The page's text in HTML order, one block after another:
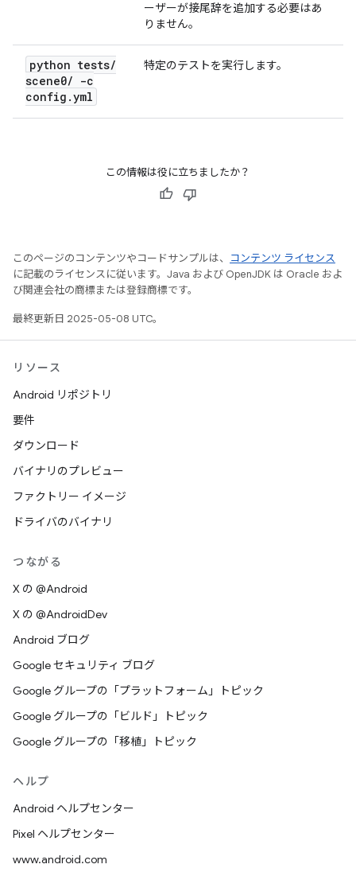
ーザーが接尾辞を追加する必要はあ
りません。
python tests/
scene0/ -c
config .yml
特定のテストを実行します。
この情報は役に立ちましたか？
このページのコンテンツやコードサンプルは、
コンテンツ ライセンス
に記載のライセンスに従います。Java および OpenJDK は Oracle およ
び関連会社の商標または登録商標です。
最終更新日 2025-05-08 UTC。
リソース
Android リポジトリ
要件
ダウンロード
バイナリのプレビュー
ファクトリー イメージ
ドライバのバイナリ
つながる
X の @Android
X の @AndroidDev
Android ブログ
Google セキュリティ ブログ
Google グループの「プラットフォーム」トピック
Google グループの「ビルド」トピック
Google グループの「移植」トピック
ヘルプ
Android ヘルプセンター
Pixel ヘルプセンター
www.android.com